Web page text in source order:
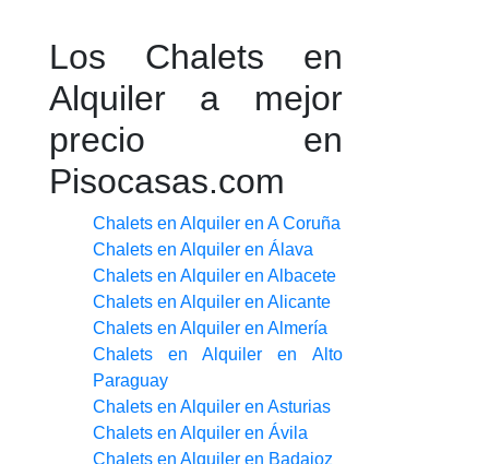
Los Chalets en
Alquiler a mejor
precio en
Pisocasas.com
Chalets en Alquiler en A Coruña
Chalets en Alquiler en Álava
Chalets en Alquiler en Albacete
Chalets en Alquiler en Alicante
Chalets en Alquiler en Almería
Chalets en Alquiler en Alto
Paraguay
Chalets en Alquiler en Asturias
Chalets en Alquiler en Ávila
Chalets en Alquiler en Badajoz